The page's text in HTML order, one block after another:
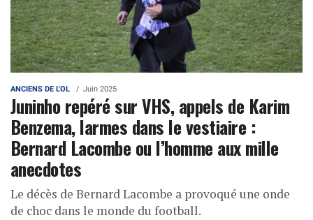
ANCIENS DE L'OL Juin 2025
Juninho repéré sur VHS, appels de Karim
Benzema, larmes dans le vestiaire :
Bernard Lacombe ou l’homme aux mille
anecdotes
Le décès de Bernard Lacombe a provoqué une onde
de choc dans le monde du football.